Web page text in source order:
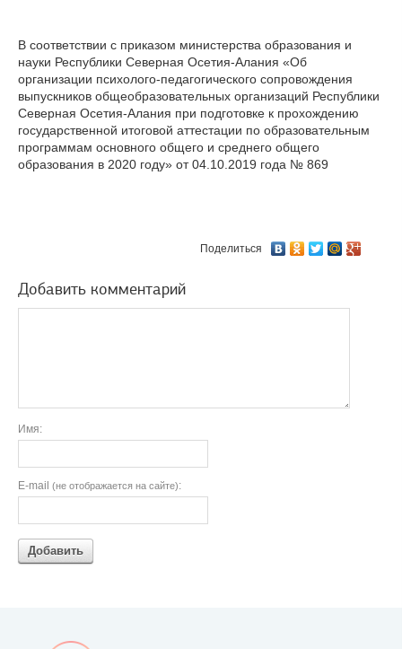
В соответствии с приказом министерства образования и
науки Республики Северная Осетия-Алания «Об
организации психолого-педагогического сопровождения
выпускников общеобразовательных организаций Республики
Северная Осетия-Алания при подготовке к прохождению
государственной итоговой аттестации по образовательным
программам основного общего и среднего общего
образования в 2020 году» от 04.10.2019 года № 869
Поделиться
Добавить комментарий
Имя:
E-mail (не отображается на сайте):
Добавить